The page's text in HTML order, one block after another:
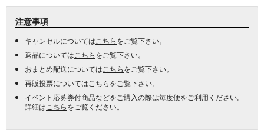
注意事項
キャンセルについては こちらをご覧下さい。
返品については こちらをご覧下さい。
おまとめ配送については こちらをご覧下さい。
再販投票については こちらをご覧下さい。
イベント応募券付商品などをご購入の際は毎度便をご利用ください。
詳細は こちらをご覧ください。